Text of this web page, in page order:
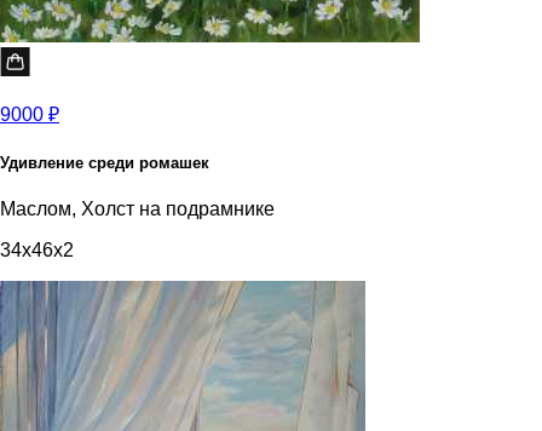
9000 ₽
Удивление среди ромашек
Маслом, Холст на подрамнике
34x46x2